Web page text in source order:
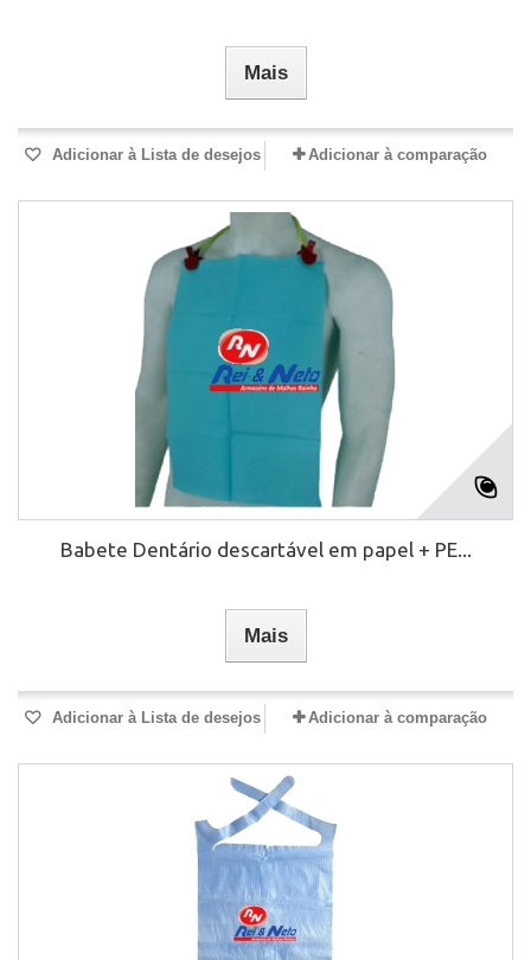
Mais
Adicionar à Lista de desejos Adicionar à comparação
Babete Dentário descartável em papel + PE...
Mais
Adicionar à Lista de desejos Adicionar à comparação